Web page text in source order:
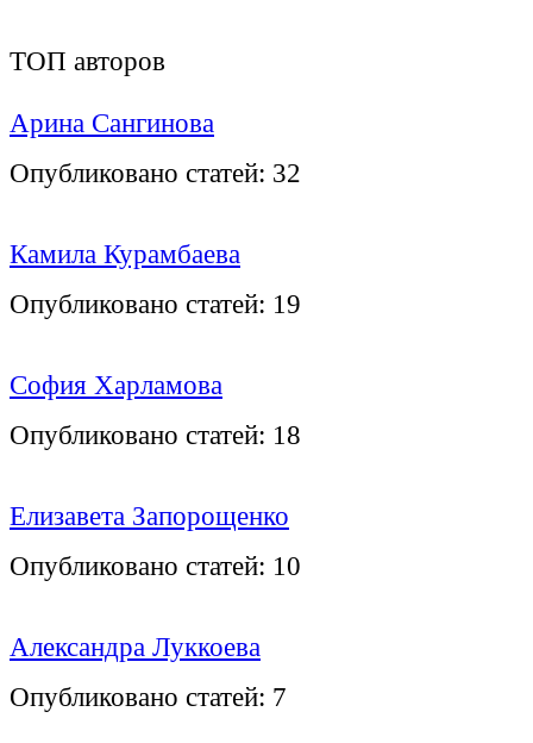
ТОП авторов
Арина Сангинова
Опубликовано статей: 32
Камила Курамбаева
Опубликовано статей: 19
София Харламова
Опубликовано статей: 18
Елизавета Запорощенко
Опубликовано статей: 10
Александра Луккоева
Опубликовано статей: 7